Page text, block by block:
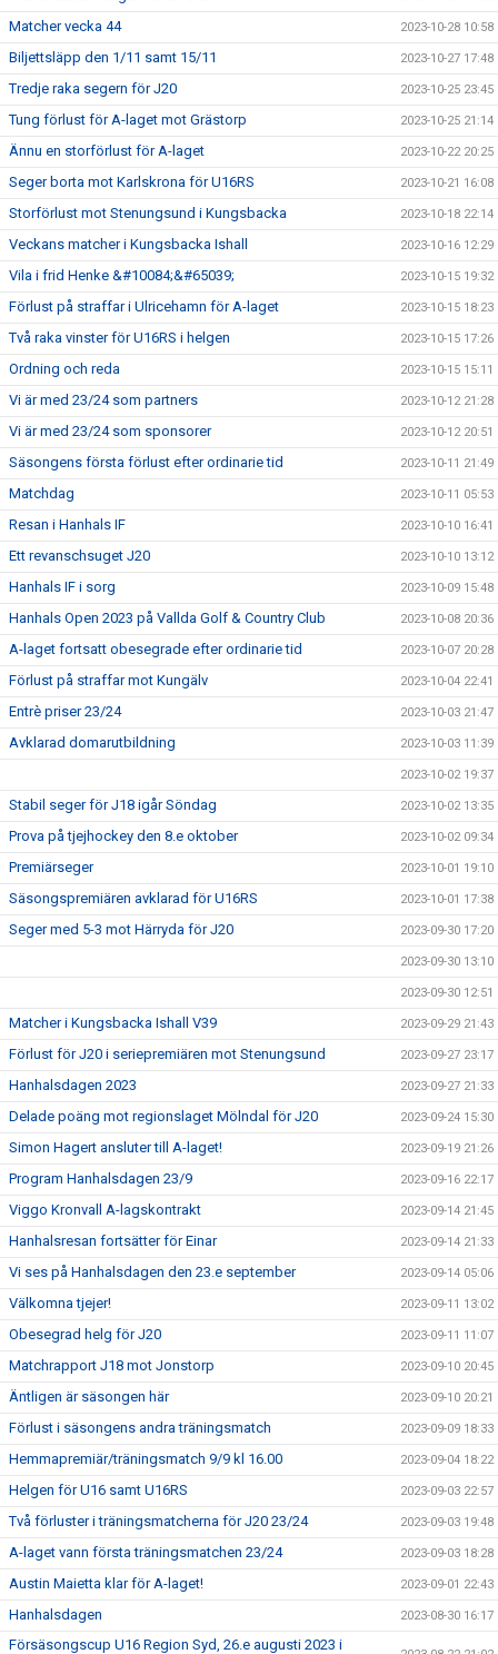
Matcher vecka 44 2023-10-28 10:58
Biljettsläpp den 1/11 samt 15/11 2023-10-27 17:48
Tredje raka segern för J20 2023-10-25 23:45
Tung förlust för A-laget mot Grästorp 2023-10-25 21:14
Ännu en storförlust för A-laget 2023-10-22 20:25
Seger borta mot Karlskrona för U16RS 2023-10-21 16:08
Storförlust mot Stenungsund i Kungsbacka 2023-10-18 22:14
Veckans matcher i Kungsbacka Ishall 2023-10-16 12:29
Vila i frid Henke &#10084;&#65039; 2023-10-15 19:32
Förlust på straffar i Ulricehamn för A-laget 2023-10-15 18:23
Två raka vinster för U16RS i helgen 2023-10-15 17:26
Ordning och reda 2023-10-15 15:11
Vi är med 23/24 som partners 2023-10-12 21:28
Vi är med 23/24 som sponsorer 2023-10-12 20:51
Säsongens första förlust efter ordinarie tid 2023-10-11 21:49
Matchdag 2023-10-11 05:53
Resan i Hanhals IF 2023-10-10 16:41
Ett revanschsuget J20 2023-10-10 13:12
Hanhals IF i sorg 2023-10-09 15:48
Hanhals Open 2023 på Vallda Golf & Country Club 2023-10-08 20:36
A-laget fortsatt obesegrade efter ordinarie tid 2023-10-07 20:28
Förlust på straffar mot Kungälv 2023-10-04 22:41
Entrè priser 23/24 2023-10-03 21:47
Avklarad domarutbildning 2023-10-03 11:39
2023-10-02 19:37
Stabil seger för J18 igår Söndag 2023-10-02 13:35
Prova på tjejhockey den 8.e oktober 2023-10-02 09:34
Premiärseger 2023-10-01 19:10
Säsongspremiären avklarad för U16RS 2023-10-01 17:38
Seger med 5-3 mot Härryda för J20 2023-09-30 17:20
2023-09-30 13:10
2023-09-30 12:51
Matcher i Kungsbacka Ishall V39 2023-09-29 21:43
Förlust för J20 i seriepremiären mot Stenungsund 2023-09-27 23:17
Hanhalsdagen 2023 2023-09-27 21:33
Delade poäng mot regionslaget Mölndal för J20 2023-09-24 15:30
Simon Hagert ansluter till A-laget! 2023-09-19 21:26
Program Hanhalsdagen 23/9 2023-09-16 22:17
Viggo Kronvall A-lagskontrakt 2023-09-14 21:45
Hanhalsresan fortsätter för Einar 2023-09-14 21:33
Vi ses på Hanhalsdagen den 23.e september 2023-09-14 05:06
Välkomna tjejer! 2023-09-11 13:02
Obesegrad helg för J20 2023-09-11 11:07
Matchrapport J18 mot Jonstorp 2023-09-10 20:45
Äntligen är säsongen här 2023-09-10 20:21
Förlust i säsongens andra träningsmatch 2023-09-09 18:33
Hemmapremiär/träningsmatch 9/9 kl 16.00 2023-09-04 18:22
Helgen för U16 samt U16RS 2023-09-03 22:57
Två förluster i träningsmatcherna för J20 23/24 2023-09-03 19:48
A-laget vann första träningsmatchen 23/24 2023-09-03 18:28
Austin Maietta klar för A-laget! 2023-09-01 22:43
Hanhalsdagen 2023-08-30 16:17
Försäsongscup U16 Region Syd, 26.e augusti 2023 i